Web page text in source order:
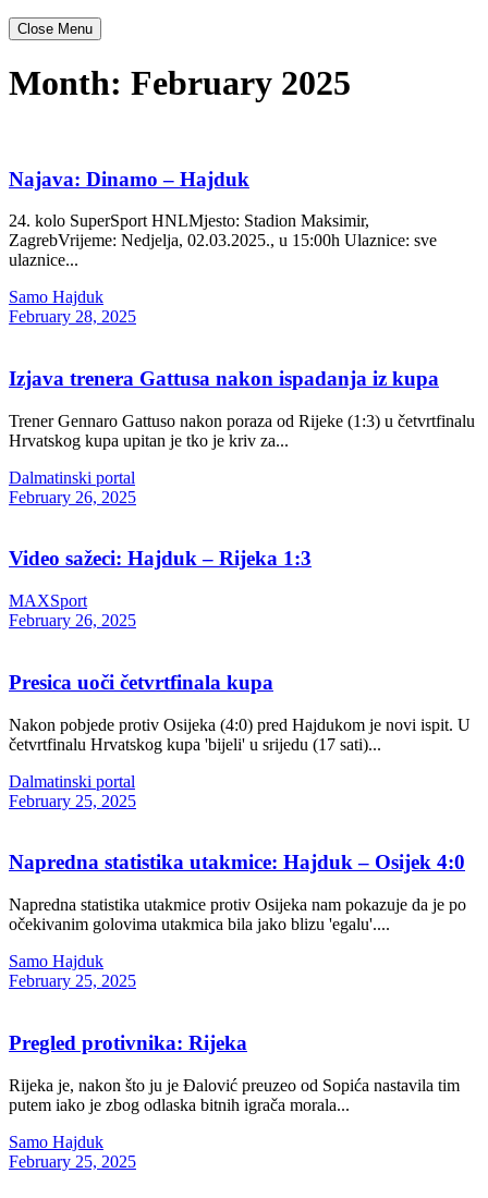
Close Menu
Month: February 2025
Najava: Dinamo – Hajduk
24. kolo SuperSport HNLMjesto: Stadion Maksimir,
ZagrebVrijeme: Nedjelja, 02.03.2025., u 15:00h Ulaznice: sve
ulaznice...
Samo Hajduk
February 28, 2025
Izjava trenera Gattusa nakon ispadanja iz kupa
Trener Gennaro Gattuso nakon poraza od Rijeke (1:3) u četvrtfinalu
Hrvatskog kupa upitan je tko je kriv za...
Dalmatinski portal
February 26, 2025
Video sažeci: Hajduk – Rijeka 1:3
MAXSport
February 26, 2025
Presica uoči četvrtfinala kupa
Nakon pobjede protiv Osijeka (4:0) pred Hajdukom je novi ispit. U
četvrtfinalu Hrvatskog kupa 'bijeli' u srijedu (17 sati)...
Dalmatinski portal
February 25, 2025
Napredna statistika utakmice: Hajduk – Osijek 4:0
Napredna statistika utakmice protiv Osijeka nam pokazuje da je po
očekivanim golovima utakmica bila jako blizu 'egalu'....
Samo Hajduk
February 25, 2025
Pregled protivnika: Rijeka
Rijeka je, nakon što ju je Đalović preuzeo od Sopića nastavila tim
putem iako je zbog odlaska bitnih igrača morala...
Samo Hajduk
February 25, 2025